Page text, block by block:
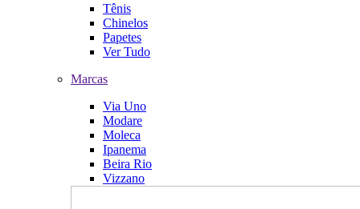
Tênis
Chinelos
Papetes
Ver Tudo
Marcas
Via Uno
Modare
Moleca
Ipanema
Beira Rio
Vizzano